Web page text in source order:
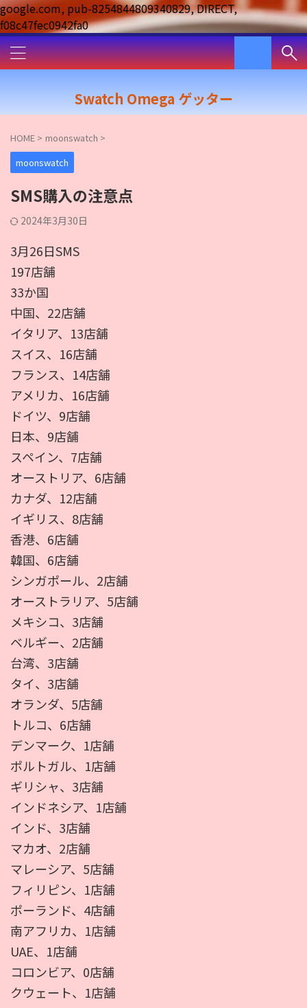
google.com, pub-8254844809340829, DIRECT,
f08c47fec0942fa0
Swatch Omega ゲッター
HOME > moonswatch >
moonswatch
SMS購入の注意点
2024年3月30日
3月26日SMS
197店舗
33か国
中国、22店舗
イタリア、13店舗
スイス、16店舗
フランス、14店舗
アメリカ、16店舗
ドイツ、9店舗
日本、9店舗
スペイン、7店舗
オーストリア、6店舗
カナダ、12店舗
イギリス、8店舗
香港、6店舗
韓国、6店舗
シンガポール、2店舗
オーストラリア、5店舗
メキシコ、3店舗
ベルギー、2店舗
台湾、3店舗
タイ、3店舗
オランダ、5店舗
トルコ、6店舗
デンマーク、1店舗
ポルトガル、1店舗
ギリシャ、3店舗
インドネシア、1店舗
インド、3店舗
マカオ、2店舗
マレーシア、5店舗
フィリピン、1店舗
ポーランド、4店舗
南アフリカ、1店舗
UAE、1店舗
コロンビア、0店舗
クウェート、1店舗